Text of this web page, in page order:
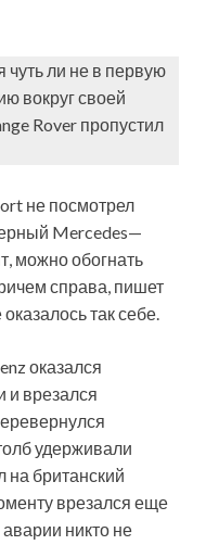
ли не в первую
вокруг своей
Rover пропустил
не посмотрел
Mercedes—
можно обогнать
справа, пишет
так себе.
оказался
и врезался
удерживали
на британский
врезался еще
никто не